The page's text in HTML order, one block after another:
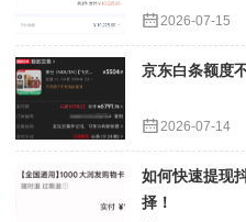
2026-07-15
京东白条额度
2026-07-14
如何快速提现
择！